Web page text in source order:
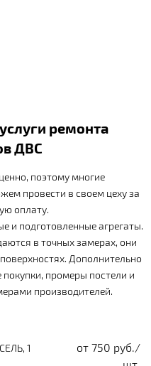
ремонта
ДВС
поэтому многие
провести в своем цеху за
оплату.
и подготовленные агрегаты.
в точных замерах, они
Дополнительно
промеры постели и
производителей.
1
от 750 руб./